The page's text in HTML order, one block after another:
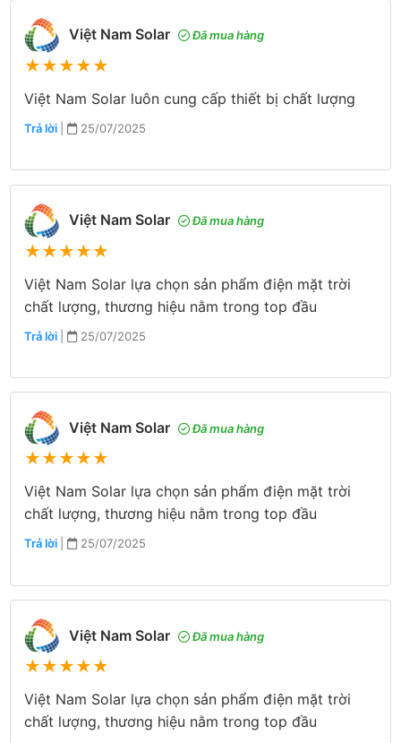
Việt Nam Solar Đã mua hàng
★★★★★
Việt Nam Solar luôn cung cấp thiết bị chất lượng
Trả lời | 25/07/2025
Việt Nam Solar Đã mua hàng
★★★★★
Việt Nam Solar lựa chọn sản phẩm điện mặt trời
chất lượng, thương hiệu nằm trong top đầu
Trả lời | 25/07/2025
Việt Nam Solar Đã mua hàng
★★★★★
Việt Nam Solar lựa chọn sản phẩm điện mặt trời
chất lượng, thương hiệu nằm trong top đầu
Trả lời | 25/07/2025
Việt Nam Solar Đã mua hàng
★★★★★
Việt Nam Solar lựa chọn sản phẩm điện mặt trời
chất lượng, thương hiệu nằm trong top đầu